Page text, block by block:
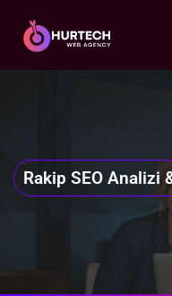
Rakip SEO Analizi